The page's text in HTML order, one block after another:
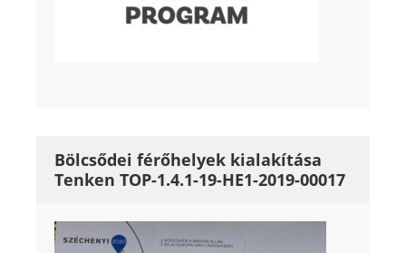
Bölcsődei férőhelyek kialakítása
Tenken TOP-1.4.1-19-HE1-2019-00017